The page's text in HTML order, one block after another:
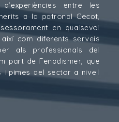
d’experiències entre les
a la patronal Cecot,
en qualsevol
com diferents serveis
als professionals del
part de Fenadismer, que
i pimes del sector a nivell